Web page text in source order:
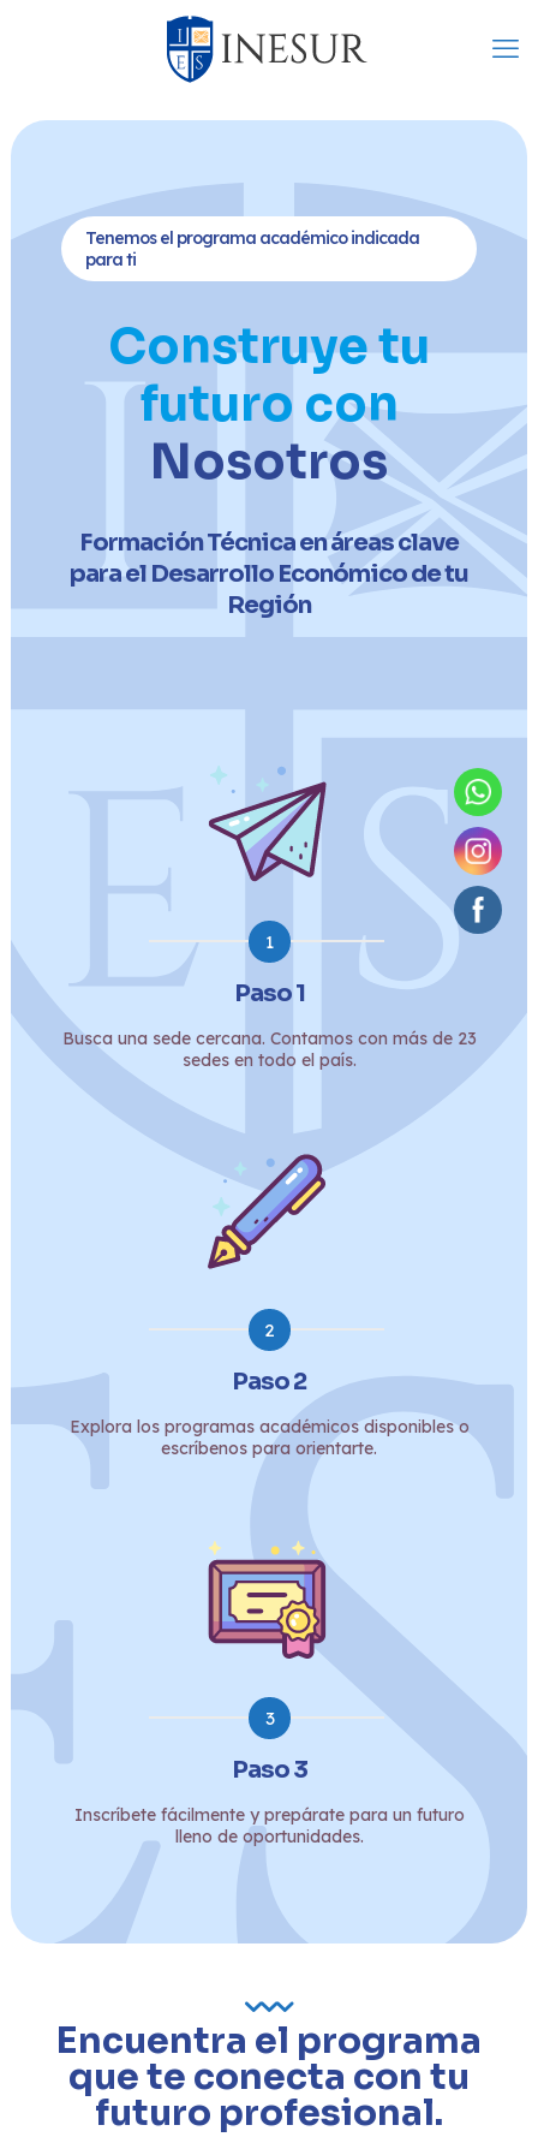
Tenemos el programa académico indicada
para ti
Construye tu
futuro con
Nosotros
Formación Técnica en áreas clave
para el Desarrollo Económico de tu
Región
1
Paso 1
Busca una sede cercana. Contamos con más de 23
sedes en todo el país.
2
Paso 2
Explora los programas académicos disponibles o
escríbenos para orientarte.
3
Paso 3
Inscríbete fácilmente y prepárate para un futuro
lleno de oportunidades.
Encuentra el programa
que te conecta con tu
futuro profesional.